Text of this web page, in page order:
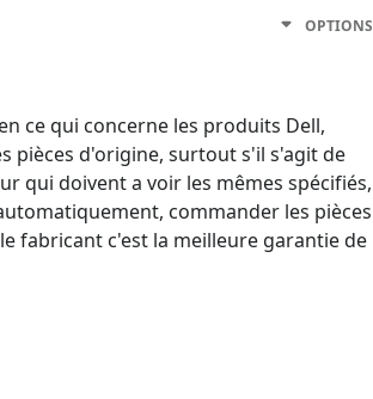
OPTIONS
ce qui concerne les produits Dell,
pièces d'origine, surtout s'il s'agit de
qui doivent a voir les mêmes spécifiés,
commander les pièces
fabricant c'est la meilleure garantie de